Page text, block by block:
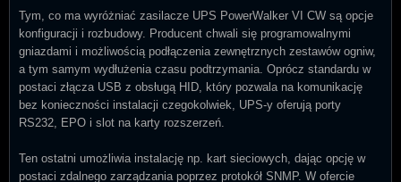
Tym, co ma wyróżniać zasilacze UPS PowerWalker VI CW są opcje
konfiguracji i rozbudowy. Producent chwali się programowalnymi
gniazdami i możliwością podłączenia zewnętrznych zestawów ogniw,
a tym samym wydłużenia czasu podtrzymania. Oprócz standardu w
postaci złącza USB z obsługą HID, który pozwala na komunikację
bez konieczności instalacji czegokolwiek, UPS-y oferują porty
RS232, EPO i slot na karty rozszerzeń.
Ten ostatni umożliwia instalację np. kart sieciowych, dając opcję w
postaci zdalnego zarządzania poprzez protokół SNMP. W ofercie